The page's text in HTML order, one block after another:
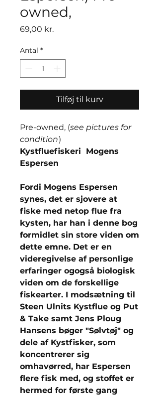
owned,
69,00 kr.Pris
Antal *
Tilføj til kurv
Pre-owned, (see pictures for
condition)
Kystfluefiskeri Mogens
Espersen
Fordi Mogens Espersen
synes, det er sjovere at
fiske med netop flue fra
kysten, har han i denne bog
formidlet sin store viden om
dette emne. Det er en
videregivelse af personlige
erfaringer ogogså biologisk
viden om de forskellige
fiskearter. I modsætning til
Steen Ulnits Kystflue og Put
& Take samt Jens Ploug
Hansens bøger "Sølvtøj" og
dele af Kystfisker, som
koncentrerer sig
omhavørred, har Espersen
flere fisk med, og stoffet er
hermed for første gang